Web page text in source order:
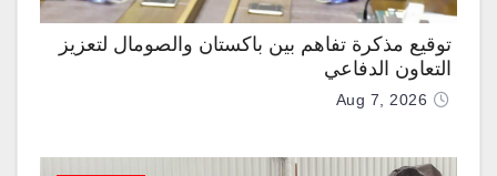
توقيع مذكرة تفاهم بين باكستان والصومال لتعزيز
التعاون الدفاعي
Aug 7, 2026